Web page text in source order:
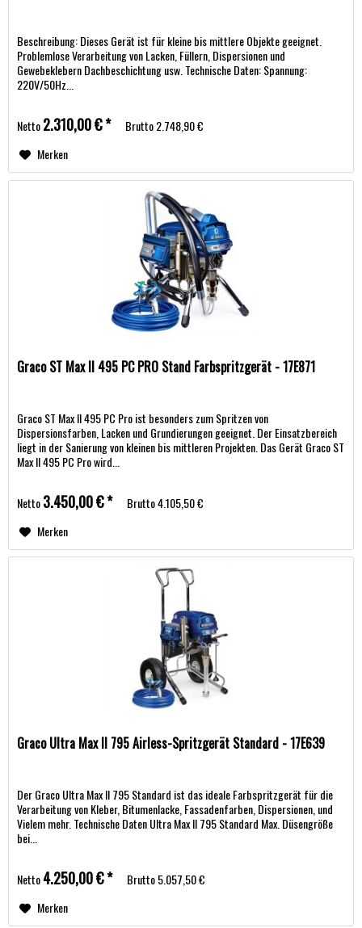
Beschreibung: Dieses Gerät ist für kleine bis mittlere Objekte geeignet.
Problemlose Verarbeitung von Lacken, Füllern, Dispersionen und
Gewebeklebern Dachbeschichtung usw. Technische Daten: Spannung:
220V/50Hz...
Netto2.310,00 € * Brutto2.748,90 €
Merken
Graco ST Max II 495 PC PRO Stand Farbspritzgerät - 17E871
Graco ST Max II 495 PC Pro ist besonders zum Spritzen von
Dispersionsfarben, Lacken und Grundierungen geeignet. Der Einsatzbereich
liegt in der Sanierung von kleinen bis mittleren Projekten. Das Gerät Graco ST
Max II 495 PC Pro wird...
Netto3.450,00 € * Brutto4.105,50 €
Merken
Graco Ultra Max II 795 Airless-Spritzgerät Standard - 17E639
Der Graco Ultra Max II 795 Standard ist das ideale Farbspritzgerät für die
Verarbeitung von Kleber, Bitumenlacke, Fassadenfarben, Dispersionen, und
Vielem mehr. Technische Daten Ultra Max II 795 Standard Max. Düsengröße
bei...
Netto4.250,00 € * Brutto5.057,50 €
Merken